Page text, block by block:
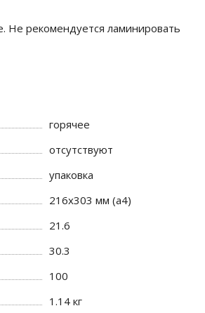
Не рекомендуется ламинировать
горячее
отсутствуют
упаковка
216x303 мм (а4)
21.6
30.3
100
1.14 кг